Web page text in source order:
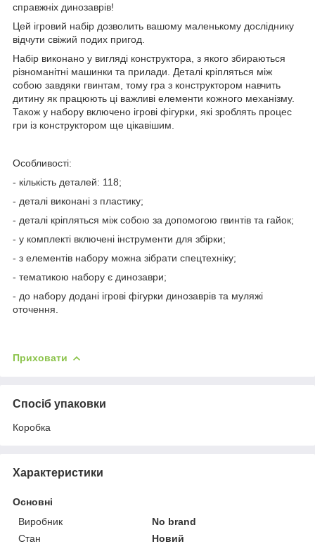
справжніх динозаврів!
Цей ігровий набір дозволить вашому маленькому досліднику
відчути свіжий подих пригод.
Набір виконано у вигляді конструктора, з якого збираються
різноманітні машинки та прилади. Деталі кріпляться між
собою завдяки гвинтам, тому гра з конструктором навчить
дитину як працюють ці важливі елементи кожного механізму.
Також у набору включено ігрові фігурки, які зроблять процес
гри із конструктором ще цікавішим.
Особливості:
- кількість деталей: 118;
- деталі виконані з пластику;
- деталі кріпляться між собою за допомогою гвинтів та гайок;
- у комплекті включені інструменти для збірки;
- з елементів набору можна зібрати спецтехніку;
- тематикою набору є динозаври;
- до набору додані ігрові фігурки динозаврів та муляжі
оточення.
Приховати
Спосіб упаковки
Коробка
Характеристики
Основні
Виробник
No brand
Стан
Новий